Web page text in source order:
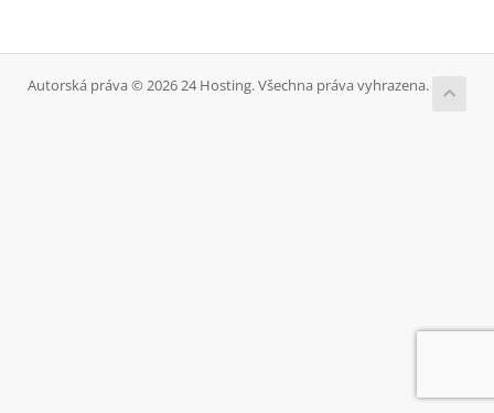
Autorská práva © 2026 24 Hosting. Všechna práva vyhrazena.